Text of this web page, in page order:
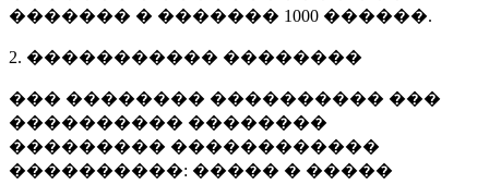
������� � ������� 1000 ������.
2. ����������� ��������
��� �������� ���������� ���
���������� ��������
��������� ������������
����������: ����� � �����